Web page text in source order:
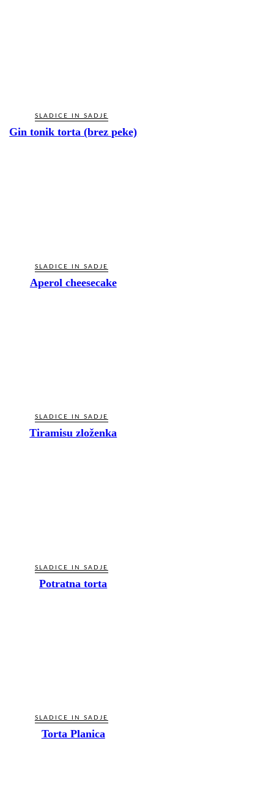
SLADICE IN SADJE
Gin tonik torta (brez peke)
SLADICE IN SADJE
Aperol cheesecake
SLADICE IN SADJE
Tiramisu zloženka
SLADICE IN SADJE
Potratna torta
SLADICE IN SADJE
Torta Planica